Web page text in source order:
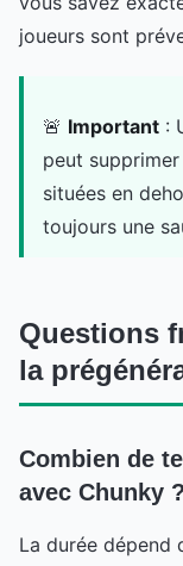
joueurs sont
🚨 Important :
peut
situées en
toujours une
Questions
la
Combien de
avec Chunky ?
La durée dépend